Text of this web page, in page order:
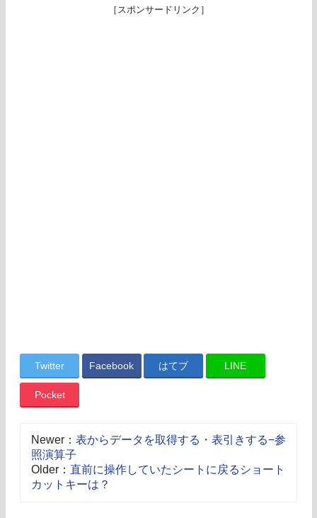
［スポンサードリンク］
Twitter Facebook はてブ LINE
Pocket
Newer： 表からデータを取得する・表引きする−参
照演算子
Older： 直前に操作していたシートに戻るショート
カットキーは？